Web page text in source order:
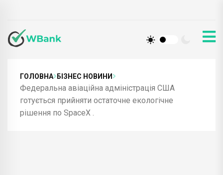
ГОЛОВНА БІЗНЕС НОВИНИ
Федеральна авіаційна адміністрація США
готується прийняти остаточне екологічне
рішення по SpaceX .